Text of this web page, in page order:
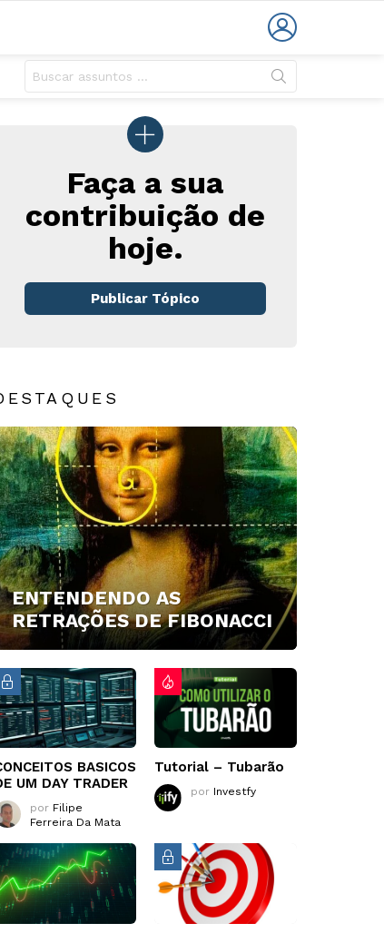
Faça a sua
contribuição de
hoje.
Publicar Tópico
ENTENDENDO AS
RETRAÇÕES DE FIBONACCI
BASICOS
UM DAY TRADER
por Filipe
Ferreira Da Mata
Tutorial – Tubarão
por Investfy